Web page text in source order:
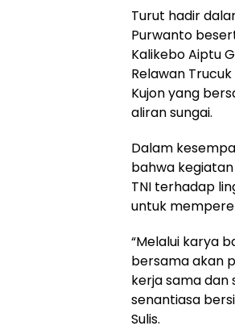
Turut hadir
Purwanto
Kalikebo Aiptu
Relawan
Kujon yang
aliran sungai.
Dalam
bahwa
TNI terhadap
untuk
“Melalui karya
bersama akan
kerja sama dan
senantiasa
Sulis.